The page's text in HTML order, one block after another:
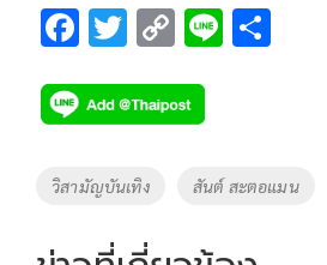
F
e
b
o
T
tt
er
C
p
y
Li
Li
Tags
วิสามัญบันเทิง สันต์ สะตอแมน